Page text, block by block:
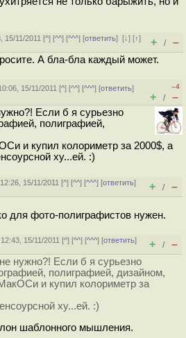
15/11/2011 [^] [^^] [^^^] [ответить][↓] [↑]
+ / –
А бла-бла каждый может.
15/11/2011 [^] [^^] [^^^] [ответить]
–4
+ / –
Если б я сурьезно
полиграфией,
и купил колориметр за 2000$, а
ху...ей. :)
15/11/2011 [^] [^^] [^^^] [ответить]
+ / –
для фото-полиграфистов нужен.
15/11/2011 [^] [^^] [^^^] [ответить]
+ / –
нужно?! Если б я сурьезно
полиграфией, дизайном,
и купил колориметр за
ху...ей. :)
шаблонного мышления.